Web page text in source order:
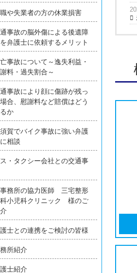
ひき逃げに遭われた方へ
高齢者の方の交通事故損害賠償
について弁護士が解説
通勤中に交通事故に遭われた方
へ
無職や失業者の方の休業損害
交通事故の脳外傷による後遺障
害を弁護士に依頼するメリット
慰謝料・過失割合～
交通事故により顔に傷跡が残っ
た場合、慰謝料など賠償はどう
横須賀でバイク事故に強い弁護
士に相談